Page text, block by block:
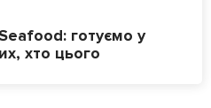
готуємо у
хто цього